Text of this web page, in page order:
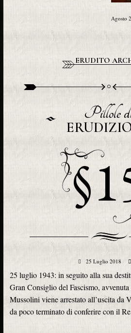
Agosto
ERUDITO
Pillole
25 Luglio 2018
25 luglio 1943: in seguito alla sua
Gran Consiglio del Fascismo,
Mussolini viene arrestato all’uscita da
da poco terminato di conferire con il